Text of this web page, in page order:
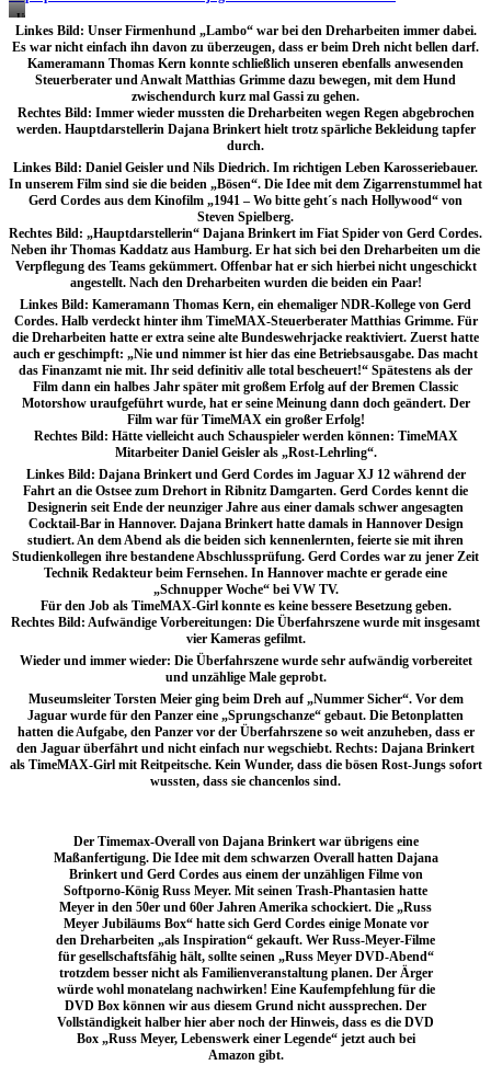
Unicode
Linkes Bild: Unser Firmenhund „Lambo“ war bei den Dreharbeiten immer dabei.
Es war nicht einfach ihn davon zu überzeugen, dass er beim Dreh nicht bellen darf.
Kameramann Thomas Kern konnte schließlich unseren ebenfalls anwesenden
Steuerberater und Anwalt Matthias Grimme dazu bewegen, mit dem Hund
zwischendurch kurz mal Gassi zu gehen.
Rechtes Bild: Immer wieder mussten die Dreharbeiten wegen Regen abgebrochen
werden. Hauptdarstellerin Dajana Brinkert hielt trotz spärliche Bekleidung tapfer
durch.
Linkes Bild: Daniel Geisler und Nils Diedrich. Im richtigen Leben Karosseriebauer.
In unserem Film sind sie die beiden „Bösen“. Die Idee mit dem Zigarrenstummel hat
Gerd Cordes aus dem Kinofilm „1941 – Wo bitte geht´s nach Hollywood“ von
Steven Spielberg.
Rechtes Bild: „Hauptdarstellerin“ Dajana Brinkert im Fiat Spider von Gerd Cordes.
Neben ihr Thomas Kaddatz aus Hamburg. Er hat sich bei den Dreharbeiten um die
Verpflegung des Teams gekümmert. Offenbar hat er sich hierbei nicht ungeschickt
angestellt. Nach den Dreharbeiten wurden die beiden ein Paar!
Linkes Bild: Kameramann Thomas Kern, ein ehemaliger NDR-Kollege von Gerd
Cordes. Halb verdeckt hinter ihm TimeMAX-Steuerberater Matthias Grimme. Für
die Dreharbeiten hatte er extra seine alte Bundeswehrjacke reaktiviert. Zuerst hatte
auch er geschimpft: „Nie und nimmer ist hier das eine Betriebsausgabe. Das macht
das Finanzamt nie mit. Ihr seid definitiv alle total bescheuert!“ Spätestens als der
Film dann ein halbes Jahr später mit großem Erfolg auf der Bremen Classic
Motorshow uraufgeführt wurde, hat er seine Meinung dann doch geändert. Der
Film war für TimeMAX ein großer Erfolg!
Rechtes Bild: Hätte vielleicht auch Schauspieler werden können: TimeMAX
Mitarbeiter Daniel Geisler als „Rost-Lehrling“.
Linkes Bild: Dajana Brinkert und Gerd Cordes im Jaguar XJ 12 während der
Fahrt an die Ostsee zum Drehort in Ribnitz Damgarten. Gerd Cordes kennt die
Designerin seit Ende der neunziger Jahre aus einer damals schwer angesagten
Cocktail-Bar in Hannover. Dajana Brinkert hatte damals in Hannover Design
studiert. An dem Abend als die beiden sich kennenlernten, feierte sie mit ihren
Studienkollegen ihre bestandene Abschlussprüfung. Gerd Cordes war zu jener Zeit
Technik Redakteur beim Fernsehen. In Hannover machte er gerade eine
„Schnupper Woche“ bei VW TV.
Für den Job als TimeMAX-Girl konnte es keine bessere Besetzung geben.
Rechtes Bild: Aufwändige Vorbereitungen: Die Überfahrszene wurde mit insgesamt
vier Kameras gefilmt.
Wieder und immer wieder: Die Überfahrszene wurde sehr aufwändig vorbereitet
und unzählige Male geprobt.
Museumsleiter Torsten Meier ging beim Dreh auf „Nummer Sicher“. Vor dem
Jaguar wurde für den Panzer eine „Sprungschanze“ gebaut. Die Betonplatten
hatten die Aufgabe, den Panzer vor der Überfahrszene so weit anzuheben, dass er
den Jaguar überfährt und nicht einfach nur wegschiebt. Rechts: Dajana Brinkert
als TimeMAX-Girl mit Reitpeitsche. Kein Wunder, dass die bösen Rost-Jungs sofort
wussten, dass sie chancenlos sind.
Der Timemax-Overall von Dajana Brinkert war übrigens eine
Maßanfertigung. Die Idee mit dem schwarzen Overall hatten Dajana
Brinkert und Gerd Cordes aus einem der unzähligen Filme von
Softporno-König Russ Meyer. Mit seinen Trash-Phantasien hatte
Meyer in den 50er und 60er Jahren Amerika schockiert. Die „Russ
Meyer Jubiläums Box“ hatte sich Gerd Cordes einige Monate vor
den Dreharbeiten „als Inspiration“ gekauft. Wer Russ-Meyer-Filme
für gesellschaftsfähig hält, sollte seinen „Russ Meyer DVD-Abend“
trotzdem besser nicht als Familienveranstaltung planen. Der Ärger
würde wohl monatelang nachwirken! Eine Kaufempfehlung für die
DVD Box können wir aus diesem Grund nicht aussprechen. Der
Vollständigkeit halber hier aber noch der Hinweis, dass es die DVD
Box „Russ Meyer, Lebenswerk einer Legende“ jetzt auch bei
Amazon gibt.